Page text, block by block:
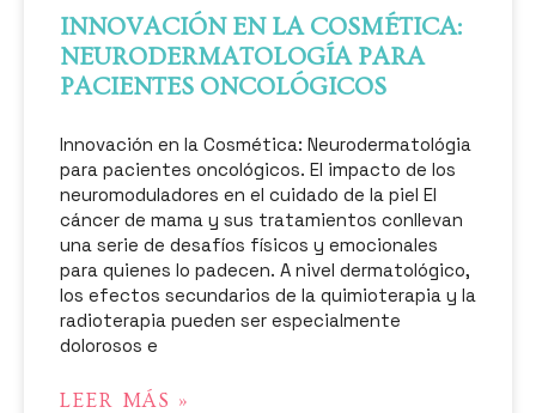
INNOVACIÓN EN LA COSMÉTICA:
NEURODERMATOLOGÍA PARA
PACIENTES ONCOLÓGICOS
Innovación en la Cosmética: Neurodermatológia
para pacientes oncológicos. El impacto de los
neuromoduladores en el cuidado de la piel El
cáncer de mama y sus tratamientos conllevan
una serie de desafíos físicos y emocionales
para quienes lo padecen. A nivel dermatológico,
los efectos secundarios de la quimioterapia y la
radioterapia pueden ser especialmente
dolorosos e
LEER MÁS »